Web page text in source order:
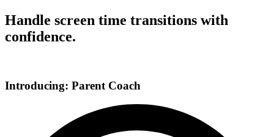
Handle screen time transitions with
confidence.
Introducing: Parent Coach